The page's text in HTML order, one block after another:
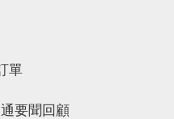
單
要聞回顧